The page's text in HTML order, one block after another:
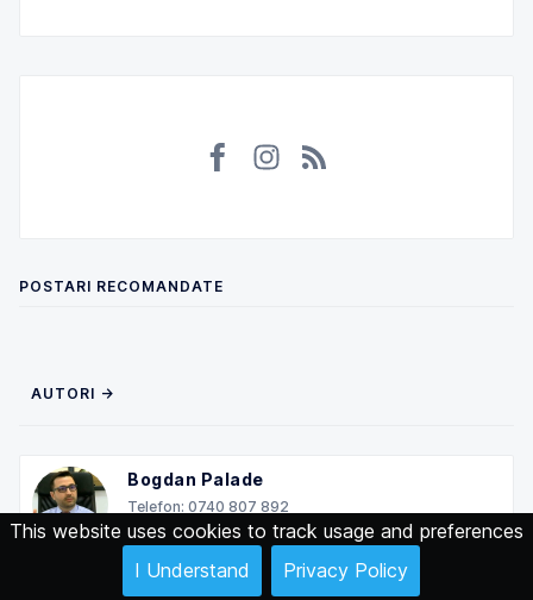
This website uses cookies to track usage and preferences
I Understand
Privacy Policy
POSTARI RECOMANDATE
AUTORI →
Bogdan Palade
Telefon: 0740 807 892